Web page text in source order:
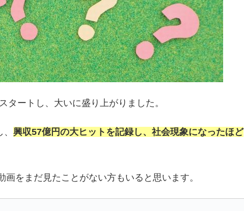
タートし、大いに盛り上がりました。
興収57億円の大ヒットを記録し、社会現象になったほど
をまだ見たことがない方もいると思います。